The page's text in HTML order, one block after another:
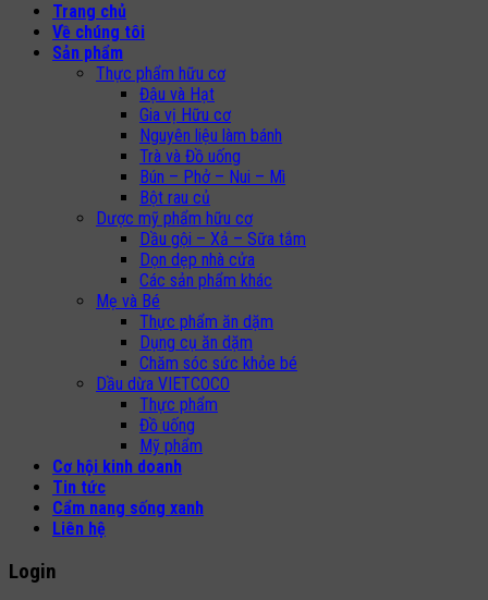
Trang chủ
Về chúng tôi
Sản phẩm
Thực phẩm hữu cơ
Đậu và Hạt
Gia vị Hữu cơ
Nguyên liệu làm bánh
Trà và Đồ uống
Bún – Phở – Nui – Mì
Bột rau củ
Dược mỹ phẩm hữu cơ
Dầu gội – Xả – Sữa tắm
Dọn dẹp nhà cửa
Các sản phẩm khác
Mẹ và Bé
Thực phẩm ăn dặm
Dụng cụ ăn dặm
Chăm sóc sức khỏe bé
Dầu dừa VIETCOCO
Thực phẩm
Đồ uống
Mỹ phẩm
Cơ hội kinh doanh
Tin tức
Cẩm nang sống xanh
Liên hệ
Login